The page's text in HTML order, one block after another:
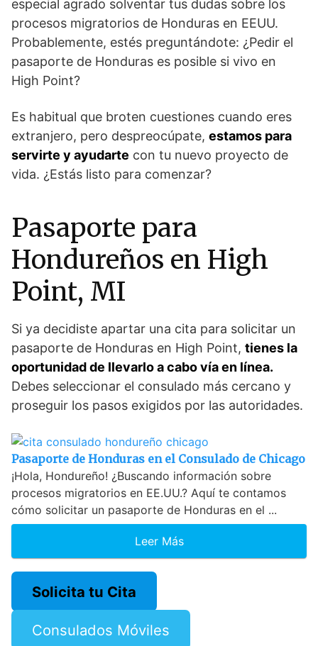
especial agrado solventar tus dudas sobre los
procesos migratorios de Honduras en EEUU.
Probablemente, estés preguntándote: ¿Pedir el
pasaporte de Honduras es posible si vivo en
High Point?
Es habitual que broten cuestiones cuando eres
extranjero, pero despreocúpate, estamos para
servirte y ayudarte con tu nuevo proyecto de
vida. ¿Estás listo para comenzar?
Pasaporte para
Hondureños en High
Point, MI
Si ya decidiste apartar una cita para solicitar un
pasaporte de Honduras en High Point, tienes la
oportunidad de llevarlo a cabo vía en línea.
Debes seleccionar el consulado más cercano y
proseguir los pasos exigidos por las autoridades.
Pasaporte de Honduras en el Consulado de Chicago
¡Hola, Hondureño! ¿Buscando información sobre
procesos migratorios en EE.UU.? Aquí te contamos
cómo solicitar un pasaporte de Honduras en el ...
Leer Más
Solicita tu Cita
Consulados Móviles